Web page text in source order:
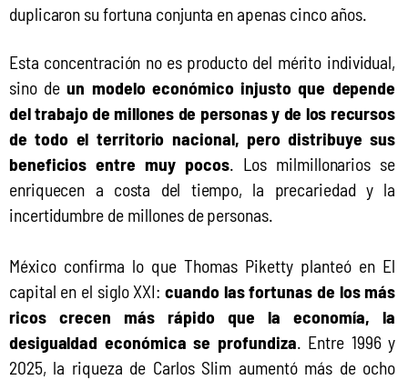
duplicaron su fortuna conjunta en apenas cinco años.
Esta concentración no es producto del mérito individual,
sino de un modelo económico injusto que depende
del trabajo de millones de personas y de los recursos
de todo el territorio nacional, pero distribuye sus
beneficios entre muy pocos. Los milmillonarios se
enriquecen a costa del tiempo, la precariedad y la
incertidumbre de millones de personas.
México confirma lo que Thomas Piketty planteó en El
capital en el siglo XXI: cuando las fortunas de los más
ricos crecen más rápido que la economía, la
desigualdad económica se profundiza. Entre 1996 y
2025, la riqueza de Carlos Slim aumentó más de ocho